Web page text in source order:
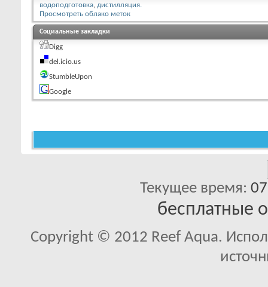
водоподготовка, дистилляция.
Просмотреть облако меток
Социальные закладки
Digg
del.icio.us
StumbleUpon
Google
Текущее время:
бесплатные
Copyright © 2012 Reef Aqua.